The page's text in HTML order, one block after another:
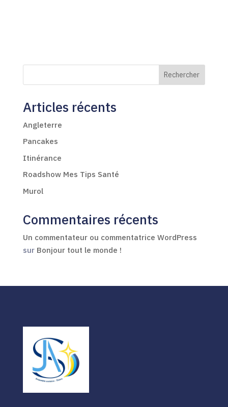
Rechercher
Articles récents
Angleterre
Pancakes
Itinérance
Roadshow Mes Tips Santé
Murol
Commentaires récents
Un commentateur ou commentatrice WordPress
sur Bonjour tout le monde !